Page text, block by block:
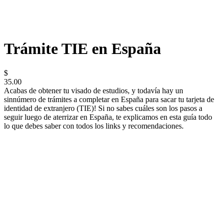
Trámite TIE en España
$
35.00
Acabas de obtener tu visado de estudios, y todavía hay un
sinnúmero de trámites a completar en España para sacar tu tarjeta de
identidad de extranjero (TIE)! Si no sabes cuáles son los pasos a
seguir luego de aterrizar en España, te explicamos en esta guía todo
lo que debes saber con todos los links y recomendaciones.